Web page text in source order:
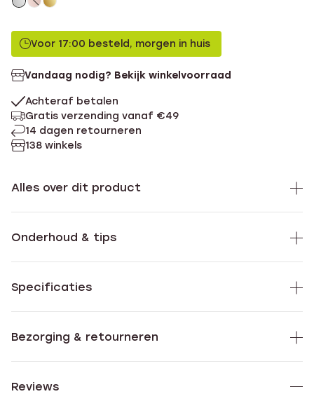
Voor 17:00 besteld, morgen in huis
Vandaag nodig? Bekijk winkelvoorraad
Achteraf betalen
Gratis verzending vanaf €49
14 dagen retourneren
138 winkels
Alles over dit product
Onderhoud & tips
Specificaties
Bezorging & retourneren
Reviews